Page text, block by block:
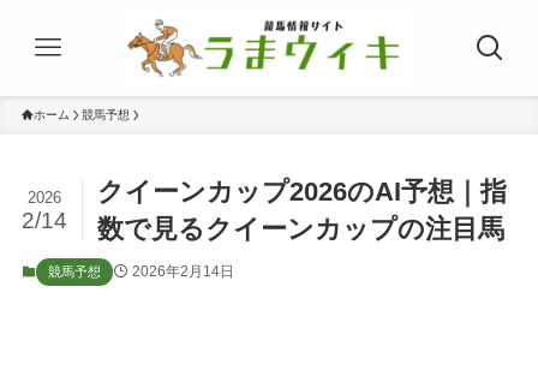
ホーム 競馬予想
クイーンカップ2026のAI予想｜指
数で見るクイーンカップの注目馬
2026
2/14
競馬予想 2026年2月14日